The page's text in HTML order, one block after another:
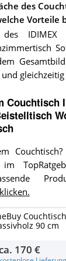
des
Vorteile
IDIMEX
Couchtisch
90 cm
170 €